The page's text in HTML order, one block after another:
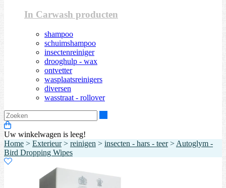
In Carwash producten
shampoo
schuimshampoo
insectenreiniger
drooghulp - wax
ontvetter
wasplaatsreinigers
diversen
wasstraat - rollover
Uw winkelwagen is leeg!
Home > Exterieur> reinigen > insecten - hars - teer> Autoglym -
Bird Dropping Wipes